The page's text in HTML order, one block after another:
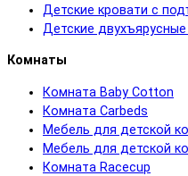
Детские кровати с
Детские двухъярусные
Комнаты
Комната Baby Cotton
Комната Carbeds
Мебель для детской
Мебель для детской
Комната Racecup